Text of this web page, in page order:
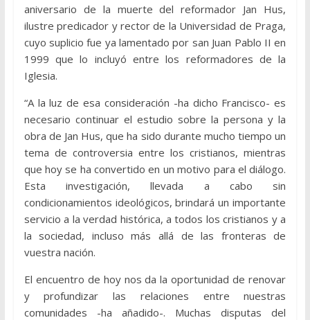
aniversario de la muerte del reformador Jan Hus,
ilustre predicador y rector de la Universidad de Praga,
cuyo suplicio fue ya lamentado por san Juan Pablo II en
1999 que lo incluyó entre los reformadores de la
Iglesia.
“A la luz de esa consideración -ha dicho Francisco- es
necesario continuar el estudio sobre la persona y la
obra de Jan Hus, que ha sido durante mucho tiempo un
tema de controversia entre los cristianos, mientras
que hoy se ha convertido en un motivo para el diálogo.
Esta investigación, llevada a cabo sin
condicionamientos ideológicos, brindará un importante
servicio a la verdad histórica, a todos los cristianos y a
la sociedad, incluso más allá de las fronteras de
vuestra nación.
El encuentro de hoy nos da la oportunidad de renovar
y profundizar las relaciones entre nuestras
comunidades -ha añadido-. Muchas disputas del